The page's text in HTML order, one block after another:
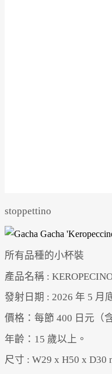
stoppettino
所有品種的小杯裝
產品名稱 :
發射日期 : 2026 年 5 月
價格：每節 400 日元（含
年齡：15 歲以上。
尺寸 : W29 x H50 x D30